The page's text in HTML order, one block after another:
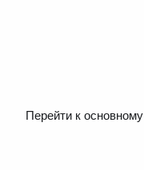
Перейти к основному